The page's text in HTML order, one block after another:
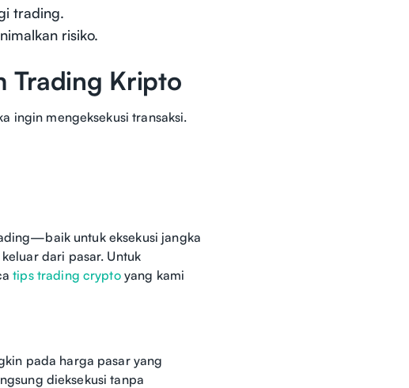
trading.
risiko.
Trading Kripto
ingin mengeksekusi transaksi.
untuk eksekusi jangka
dari pasar. Untuk
tips trading cryptoyang kami
pada harga pasar yang
dieksekusi tanpa